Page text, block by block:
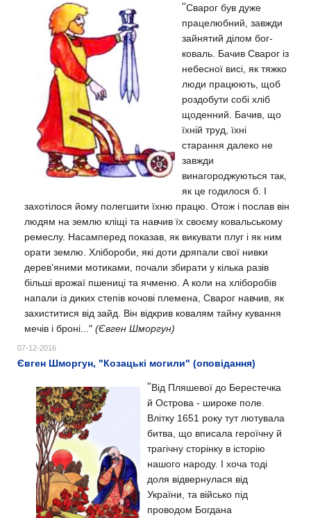
"Сварог був дуже
працелюбний, завжди
зайнятий ділом бог-
коваль. Бачив Сварог із
небесної висі, як тяжко
люди працюють, щоб
роздобути собі хліб
щоденний. Бачив, що
їхній труд, їхні
старання далеко не
завжди
винагороджуються так,
як це годилося б. І
захотілося йому полегшити їхню працю. Отож і послав він
людям на землю кліщі та навчив їх своєму ковальському
ремеслу. Насамперед показав, як викувати плуг і як ним
орати землю. Хлібороби, які доти дряпали свої нивки
дерев’яними мотиками, почали збирати у кілька разів
більші врожаї пшениці та ячменю. А коли на хліборобів
напали із диких степів кочові племена, Сварог навчив, як
захиститися від зайд. Він відкрив ковалям тайну кування
мечів і броні..." (Євген Шморгун)
07-12-2016
Євген Шморгун, "Козацькі могили" (оповідання)
"Від Пляшевої до Берестечка
й Острова - широке поле.
Влітку 1651 року тут лютувала
битва, що вписала героїчну й
трагічну сторінку в історію
нашого народу. І хоча тоді
доля відвернулася від
України, та військо під
проводом Богдана